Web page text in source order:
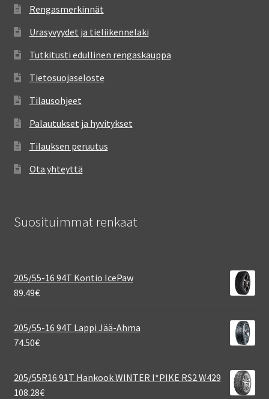
Rengasmerkinnät
Urasyvyydet ja tieliikennelaki
Tutkitusti edullinen rengaskauppa
Tietosuojaseloste
Tilausohjeet
Palautukset ja hyvitykset
Tilauksen peruutus
Ota yhteyttä
Suosituimmat renkaat
205/55-16 94T Kontio IcePaw
89.49€
205/55-16 94T Lappi Jää-Ahma
74.50€
205/55R16 91T Hankook WINTER I*PIKE RS2 W429
108.28€